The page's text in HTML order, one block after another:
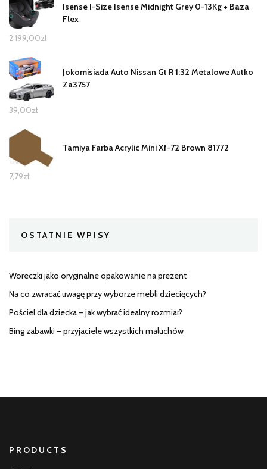
Isense I-Size Isense Midnight Grey 0-13Kg + Baza
Flex
2 199,00zł
Jokomisiada Auto Nissan Gt R 1:32 Metalowe Autko
Za3757
39,00zł
Tamiya Farba Acrylic Mini Xf-72 Brown 81772
7,79zł
OSTATNIE WPISY
Woreczki jako oryginalne opakowanie na prezent
Na co zwracać uwagę przy wyborze mebli dziecięcych?
Pościel dla dziecka – jak wybrać idealny rozmiar?
Bing zabawki – przyjaciele wszystkich maluchów
PRODUCTS